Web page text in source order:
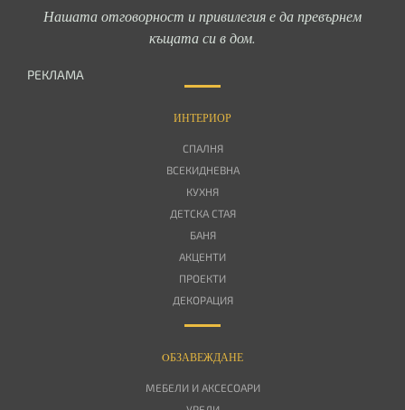
Нашата отговорност и привилегия е да превърнем
къщата си в дом.
РЕКЛАМА
ИНТЕРИОР
СПАЛНЯ
ВСЕКИДНЕВНА
КУХНЯ
ДЕТСКА СТАЯ
БАНЯ
АКЦЕНТИ
ПРОЕКТИ
ДЕКОРАЦИЯ
OБЗАВЕЖДАНЕ
МЕБЕЛИ И АКСЕСОАРИ